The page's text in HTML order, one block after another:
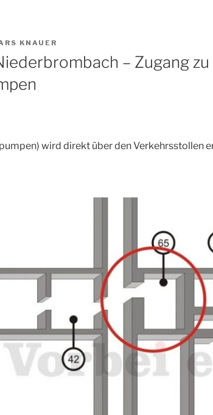
KNAUER
– Zugang zu
wird direkt über den Verkehrsstollen